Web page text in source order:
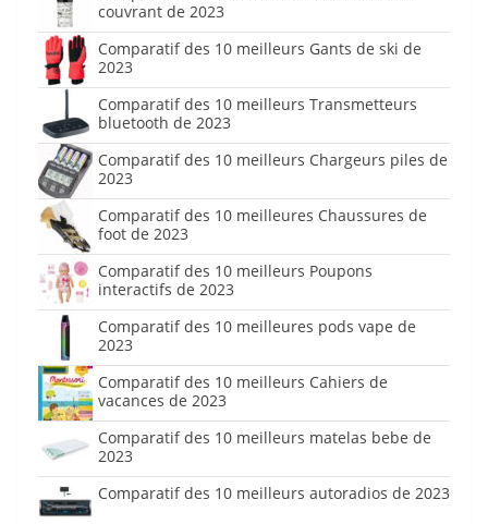
couvrant de 2023
Comparatif des 10 meilleurs Gants de ski de
2023
Comparatif des 10 meilleurs Transmetteurs
bluetooth de 2023
Comparatif des 10 meilleurs Chargeurs piles de
2023
Comparatif des 10 meilleures Chaussures de
foot de 2023
Comparatif des 10 meilleurs Poupons
interactifs de 2023
Comparatif des 10 meilleures pods vape de
2023
Comparatif des 10 meilleurs Cahiers de
vacances de 2023
Comparatif des 10 meilleurs matelas bebe de
2023
Comparatif des 10 meilleurs autoradios de 2023